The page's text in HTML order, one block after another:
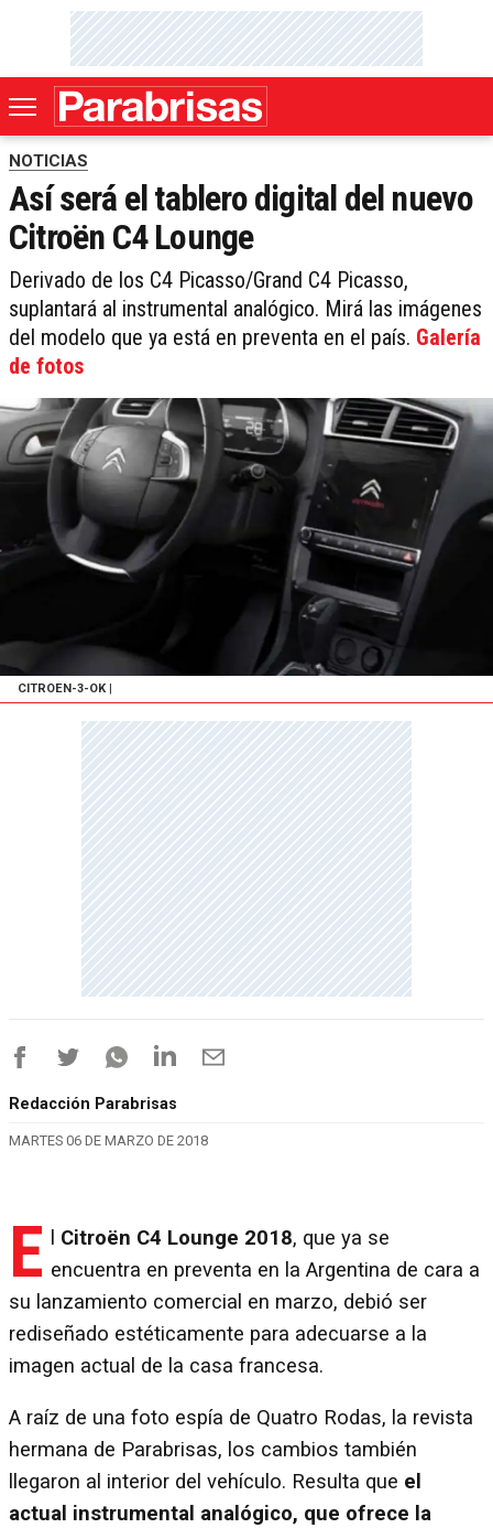
NOTICIAS
Así será el tablero digital del nuevo
Citroën C4 Lounge
Derivado de los C4 Picasso/Grand C4 Picasso,
suplantará al instrumental analógico. Mirá las imágenes
del modelo que ya está en preventa en el país. Galería
de fotos
CITROEN-3-OK|
Redacción Parabrisas
MARTES 06 DE MARZO DE 2018
E Citroën C4 Lounge 2018, que ya se
encuentra en preventa en la Argentina de cara a
su lanzamiento comercial en marzo, debió ser
rediseñado estéticamente para adecuarse a la
imagen actual de la casa francesa.
A raíz de una foto espía de Quatro Rodas, la revista
hermana de Parabrisas, los cambios también
llegaron al interior del vehículo. Resulta que el
actual instrumental analógico, que ofrece la